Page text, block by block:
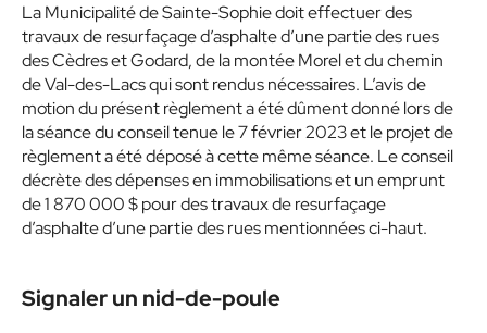
La Municipalité de Sainte-Sophie doit effectuer des
travaux de resurfaçage d’asphalte d’une partie des rues
des Cèdres et Godard, de la montée Morel et du chemin
de Val-des-Lacs qui sont rendus nécessaires. L’avis de
motion du présent règlement a été dûment donné lors de
la séance du conseil tenue le 7 février 2023 et le projet de
règlement a été déposé à cette même séance. Le conseil
décrète des dépenses en immobilisations et un emprunt
de 1 870 000 $ pour des travaux de resurfaçage
d’asphalte d’une partie des rues mentionnées ci-haut.
Signaler un nid-de-poule